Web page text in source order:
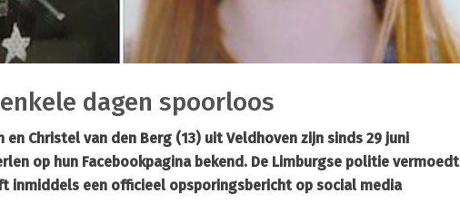
dagen spoorloos
en Christel van den Berg (13) uit Veldhoven zijn sinds 29 juni
op hun Facebookpagina bekend. De Limburgse politie vermoedt
inmiddels een officieel opsporingsbericht op social media